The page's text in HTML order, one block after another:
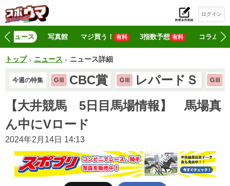
ログイン
ニュース 写真館 マジ買う！ 有料 3指数予想 有料 コラム
トップ ニュース ニュース詳細
今週の特集 GⅢ CBC賞 GⅢ レパードＳ GⅢ
【大井競馬 5日目馬場情報】 馬場真
ん中にVロード
2024年2月14日 14:13